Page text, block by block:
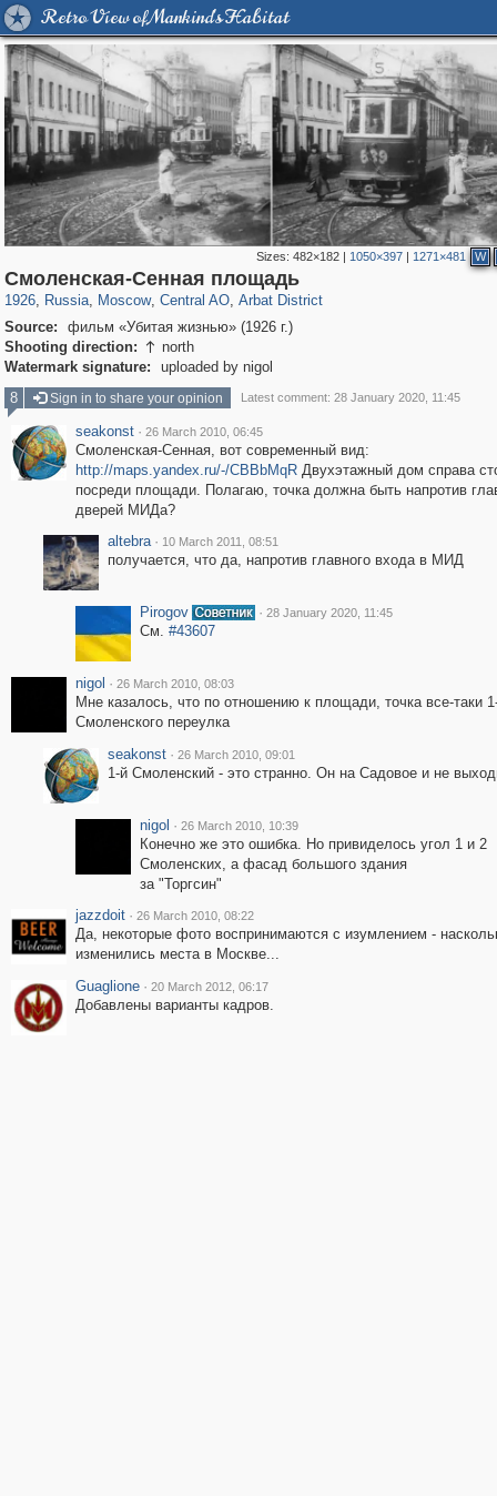
Retro View of Mankind's Habitat
Sizes: 482×182| 1050×397| 1271×481 W
Смоленская-Сенная площадь
1926, Russia
1,406,840 29,243
, Moscow
319,864 8,286
, Central AO
160,012 5,916
, Arbat District
13,485 356
Source:
фильм «Убитая жизнью» (1926 г.)
Shooting direction:  north
Watermark signature:
uploaded by nigol
8
Sign in to share your opinion Latest comment: 28 January 2020, 11:45
seakonst · 26 March 2010, 06:45
Смоленская-Сенная, вот современный вид:
http://maps.yandex.ru/-/CBBbMqRДвухэтажный дом справа
посреди площади. Полагаю, точка должна быть напротив
дверей МИДа?
altebra · 10 March 2011, 08:51
получается, что да, напротив главного входа в МИД
Pirogov · 28 January 2020, 11:45
См. #43607
nigol · 26 March 2010, 08:03
Мне казалось, что по отношению к площади, точка все-таки
Смоленского переулка
seakonst · 26 March 2010, 09:01
1-й Смоленский - это странно. Он на Садовое и не
nigol · 26 March 2010, 10:39
Конечно же это ошибка. Но привиделось угол 1 и 2
Смоленских, а фасад большого здания
за "Торгсин"
jazzdoit · 26 March 2010, 08:22
Да, некоторые фото воспринимаются с изумлением -
изменились места в Москве...
Guaglione · 20 March 2012, 06:17
Добавлены варианты кадров.